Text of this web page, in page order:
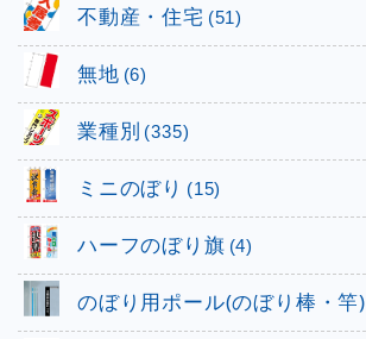
不動産・住宅 (51)
無地 (6)
業種別 (335)
ミニのぼり (15)
ハーフのぼり旗 (4)
のぼり用ポール(のぼり棒・竿)